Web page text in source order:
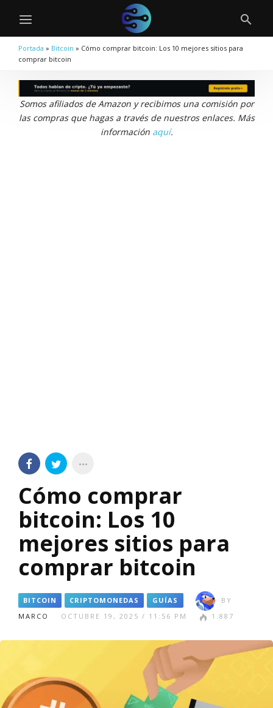
Portada » Bitcoin » Cómo comprar bitcoin: Los 10 mejores sitios para
comprar bitcoin
Somos afiliados de Amazon y recibimos una comisión por
las compras que hagas a través de nuestros enlaces. Más
información aquí.
Cómo comprar
bitcoin: Los 10
mejores sitios para
comprar bitcoin
BITCOIN CRIPTOMONEDAS GUÍAS
BY
MARCO
OCTUBRE 19, 2025 / 11:56 PM 1.887